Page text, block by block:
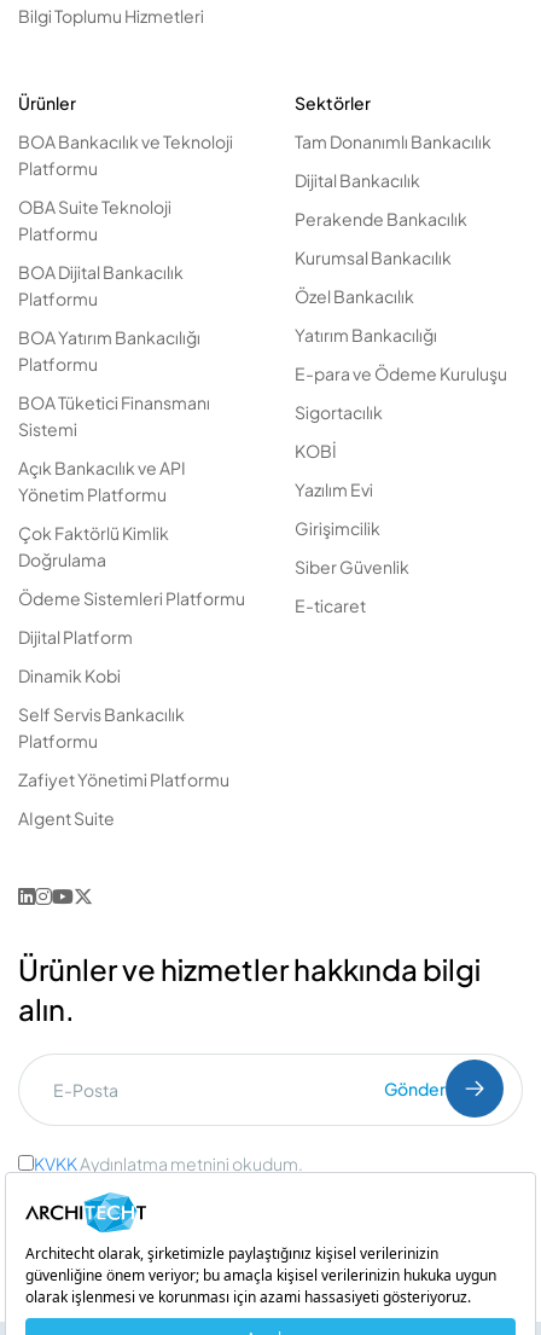
Bilgi Toplumu Hizmetleri
Ürünler
BOA Bankacılık ve Teknoloji
Platformu
OBA Suite Teknoloji
Platformu
BOA Dijital Bankacılık
Platformu
BOA Yatırım Bankacılığı
Platformu
BOA Tüketici Finansmanı
Sistemi
Açık Bankacılık ve API
Yönetim Platformu
Çok Faktörlü Kimlik
Doğrulama
Ödeme Sistemleri Platformu
Dijital Platform
Dinamik Kobi
Self Servis Bankacılık
Platformu
Zafiyet Yönetimi Platformu
AIgent Suite
Sektörler
Tam Donanımlı Bankacılık
Dijital Bankacılık
Perakende Bankacılık
Kurumsal Bankacılık
Özel Bankacılık
Yatırım Bankacılığı
E-para ve Ödeme Kuruluşu
Sigortacılık
KOBİ
Yazılım Evi
Girişimcilik
Siber Güvenlik
E-ticaret
Ürünler ve hizmetler hakkında bilgi
alın.
Gönder
KVKKAydınlatma metnini okudum.
Ticari İleti Onayı
Bir iştirakidir